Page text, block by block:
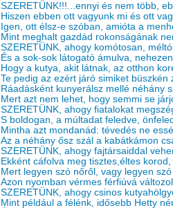
SZERETÜNK!!!...ennyi és nem több,
Hiszen ebben ott vagyunk mi és ott
Igen, ott élsz-e szóban, amióta a
Mint meghalt gazdád rokonságának
SZERETÜNK, ahogy komótosan,
És a sok-sok látogató ámulva,
Hogy a kutya, akit látnak, az otthon
Te pedig az ezért járó simiket büszkén
Ráadásként kunyerálsz mellé néhány
Mert azt nem lehet, hogy semmi se
SZERETÜNK, ahogy fiatalokat
S boldogan, a múltadat feledve,
Mintha azt mondanád: tévedés ne
Az a néhány ősz szál a kabátkámon
SZERETÜNK, ahogy fajtársaiddal
Ekként cáfolva meg tisztes,éltes korod,
Mert legyen szó nőről, vagy legyen
Azon nyomban vérmes férfiúvá
SZERETÜNK, ahogy csinos
Mint például a félénk, idősebb Hetty